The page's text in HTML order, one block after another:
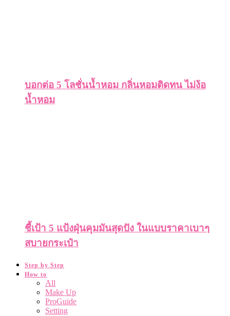
บอกต่อ 5 โลชั่นน้ำหอม กลิ่นหอมติดทน ไม่ง้อ
น้ำหอม
ชี้เป้า 5 แป้งฝุ่นคุมมันสุดปัง ในแบบราคาเบาๆ
สบายกระเป๋า
Step by Step
How to
All
Make Up
ProGuide
Setting